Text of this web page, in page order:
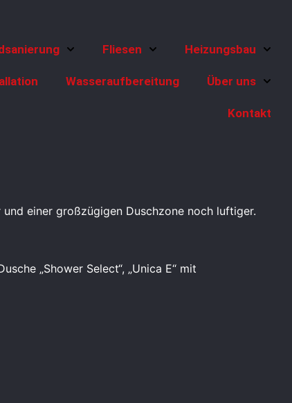
Fliesen Heizungsbau
Wasseraufbereitung Über uns
Kontakt
einer großzügigen Duschzone noch luftiger.
„Shower Select“, „Unica E“ mit